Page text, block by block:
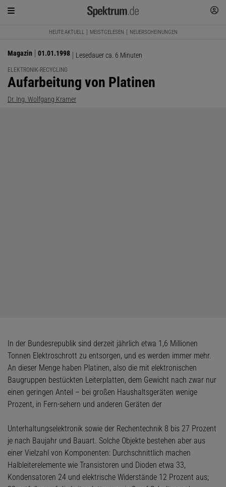
HEUTE AKTUELL MEISTGELESEN NEUERSCHEINUNGEN
Magazin 01.01.1998 Lesedauer ca. 6 Minuten
ELEKTRONIK-RECYCLING
:
Aufarbeitung von Platinen
Dr. Ing. Wolfgang Kramer
In der Bundesrepublik sind derzeit jährlich etwa 1,6 Millionen
Tonnen Elektroschrott zu entsorgen, und es werden immer mehr.
An dieser Menge haben Platinen, also die mit elektronischen
Baugruppen bestückten Leiterplatten, dem Gewicht nach zwar nur
einen geringen Anteil – bei großen Haushaltsgeräten wenige
Prozent, in Fern-sehern und anderen Geräten der
Unterhaltungselektronik sowie der Rechentechnik 8 bis 27 Prozent
je nach Baujahr und Bauart. Solche Objekte bestehen aber aus
einer Vielzahl von Komponenten: Durchschnittlich machen
Halbleiterelemente wie Transistoren und Dioden etwa 33,
Kondensatoren 24 und elektrische Widerstände 12 Prozent aus;